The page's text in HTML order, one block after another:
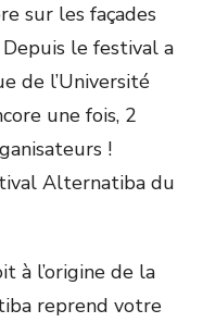
sur les façades
le festival a
de l’Université
une fois, 2
!
Alternatiba du
à l’origine de la
reprend votre